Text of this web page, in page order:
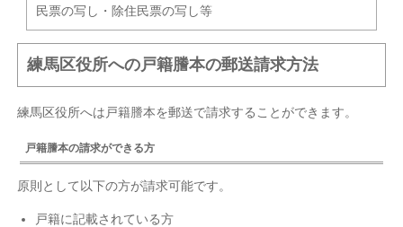
民票の写し・除住民票の写し等
練馬区役所への戸籍謄本の郵送請求方法
練馬区役所へは戸籍謄本を郵送で請求することができます。
戸籍謄本の請求ができる方
原則として以下の方が請求可能です。
戸籍に記載されている方